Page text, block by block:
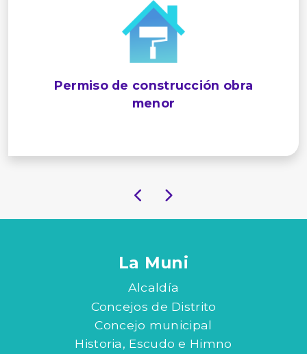
Permiso de construcción obra
menor
La Muni
Alcaldía
Concejos de Distrito
Concejo municipal
Historia, Escudo e Himno